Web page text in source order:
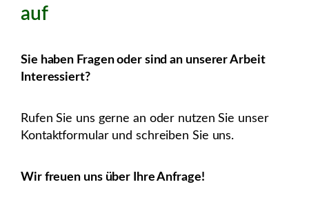
auf
Sie haben Fragen oder sind an unserer Arbeit
Interessiert?
Rufen Sie uns gerne an oder nutzen Sie unser
Kontaktformular und schreiben Sie uns.
Wir freuen uns über Ihre Anfrage!